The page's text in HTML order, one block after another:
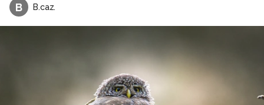
B B.caz.